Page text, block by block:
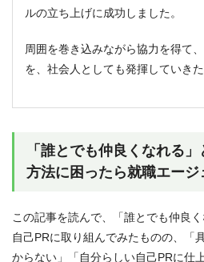
ルの立ち上げに成功しました。
周囲を巻き込みながら協力を得て
を、社会人としても発揮していき
「誰とでも仲良くなれる
方法に困ったら就職エージ
この記事を読んで、「誰とでも仲良
自己PRに取り組んでみたものの、「
からない」「自分らしい自己PRに仕